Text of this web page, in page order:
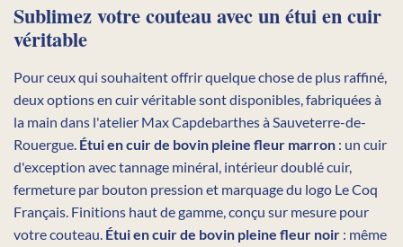
Sublimez votre couteau avec un étui en cuir
véritable
Pour ceux qui souhaitent offrir quelque chose de plus raffiné,
deux options en cuir véritable sont disponibles, fabriquées à
la main dans l'atelier Max Capdebarthes à Sauveterre-de-
Rouergue. Étui en cuir de bovin pleine fleur marron : un cuir
d'exception avec tannage minéral, intérieur doublé cuir,
fermeture par bouton pression et marquage du logo Le Coq
Français. Finitions haut de gamme, conçu sur mesure pour
votre couteau. Étui en cuir de bovin pleine fleur noir : même